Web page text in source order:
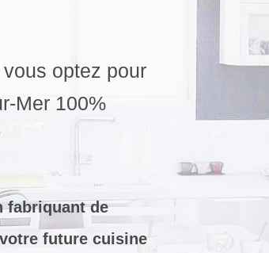
optez pour
Mer 100%
fabriquant de
future cuisine